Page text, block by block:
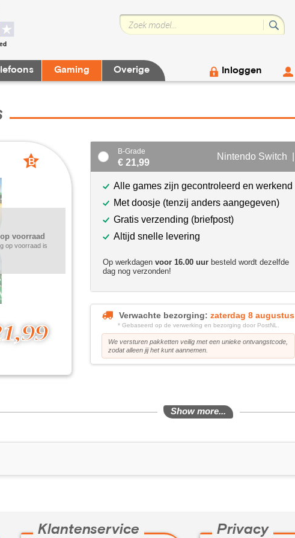
Gaming Overige Inloggen
voorraad
op voorraad is
B
B-Grade
€ 21,99
Nintendo Switch |
Alle games zijn gecontroleerd en werkend
Met doosje (tenzij anders aangegeven)
Gratis verzending (briefpost)
Altijd snelle levering
Op werkdagen voor 16.00 uur besteld wordt dezelfde
dag nog verzonden!
Verwachte bezorging: zaterdag 8 augustus
* Gebaseerd op de verwerking en bezorging door PostNL.
We versturen pakketten veilig met een unieke ontvangstcode,
zodat alleen jij het kunt aannemen.
Show more...
Klantenservice Privacy